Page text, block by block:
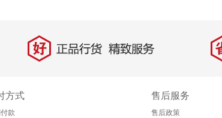
好 正品行货，精致服务 省
方式
款
售后服务
售后政策